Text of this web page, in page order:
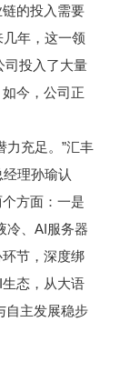
的投入需要
年，这一领
司投入了大量
今，公司正
力充足。”汇丰
理孙瑜认
方面：一是
冷、AI服务器
节，深度绑
态，从大语
自主发展稳步